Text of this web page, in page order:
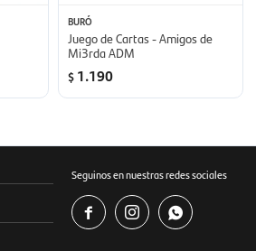
BURÓ
Juego de Cartas - Amigos de
Mi3rda ADM
$ 1.190
Seguinos en nuestras redes sociales
  